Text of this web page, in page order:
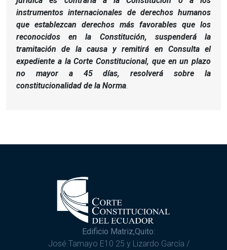
instrumentos internacionales de derechos humanos
que establezcan derechos más favorables que los
reconocidos en la Constitución, suspenderá la
tramitación de la causa y remitirá en Consulta el
expediente a la Corte Constitucional, que en un plazo
no mayor a 45 días, resolverá sobre la
constitucionalidad de la Norma.
Edificio Matriz,Quito:
José Tamayo E10 25 y Lizardo García /